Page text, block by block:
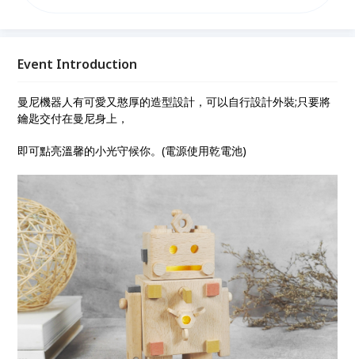
Event Introduction
曼尼機器人有可愛又憨厚的造型設計，可以自行設計外裝;只要將
鑰匙交付在曼尼身上，
即可點亮溫馨的小光守候你。(電源使用乾電池)